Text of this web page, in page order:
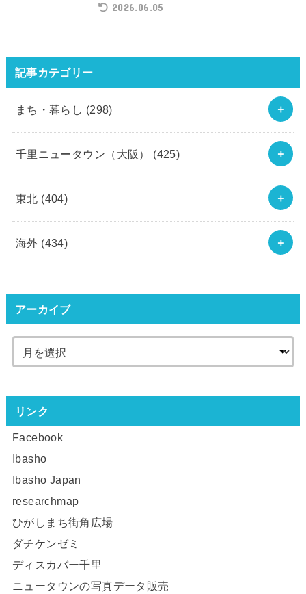
2026.06.05
記事カテゴリー
まち・暮らし (298)
千里ニュータウン（大阪） (425)
東北 (404)
海外 (434)
アーカイブ
リンク
Facebook
Ibasho
Ibasho Japan
researchmap
ひがしまち街角広場
ダチケンゼミ
ディスカバー千里
ニュータウンの写真データ販売